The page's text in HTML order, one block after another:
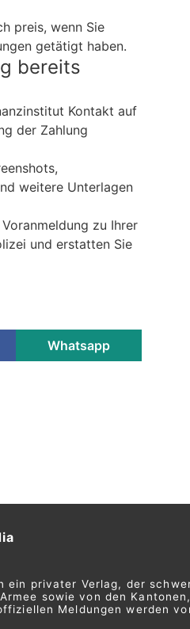
preis, wenn Sie
getätigt haben.
bereits
Kontakt auf
der Zahlung
weitere Unterlagen
zu Ihrer
und erstatten Sie
Whatsapp
ein privater Verlag, der
sowie von den
Meldungen werden